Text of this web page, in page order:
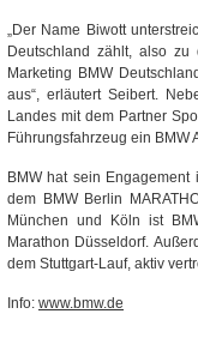
„Der Name Biwott
Deutschland zählt, also zu
Marketing BMW
aus“, erläutert Seibert.
Landes mit dem Partner
Führungsfahrzeug ein BMW
BMW hat sein
dem BMW Berlin
München und Köln ist
Marathon Düsseldorf.
dem Stuttgart-Lauf, aktiv
Info: www.bmw.de